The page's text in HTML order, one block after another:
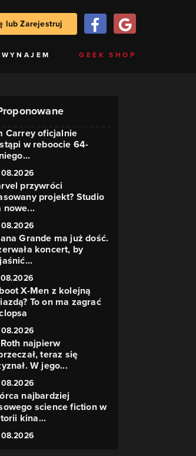
lub Zarejestruj
WYNAJEM GEEK SHOP
Carrey oficjalnie
w reboocie 64-
przywróci
projekt? Studio
nowe...
Grande ma już dość.
koncert, by
X-Men z kolejną
To on ma zagrać
najpierw
teraz się
W jego...
najbardziej
science fiction w
kina...